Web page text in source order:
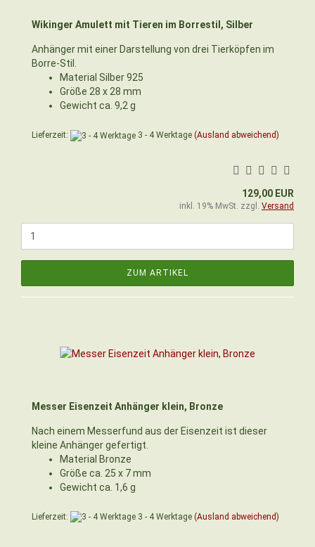
Wikinger Amulett mit Tieren im Borrestil, Silber
Anhänger mit einer Darstellung von drei Tierköpfen im
Borre-Stil.
Material Silber 925
Größe 28 x 28 mm
Gewicht ca. 9,2 g
Lieferzeit: 3 - 4 Werktage (Ausland abweichend)
129,00 EUR
inkl. 19% MwSt. zzgl. Versand
ZUM ARTIKEL
Messer Eisenzeit Anhänger klein, Bronze
Nach einem Messerfund aus der Eisenzeit ist dieser
kleine Anhänger gefertigt.
Material Bronze
Größe ca. 25 x 7 mm
Gewicht ca. 1,6 g
Lieferzeit: 3 - 4 Werktage (Ausland abweichend)